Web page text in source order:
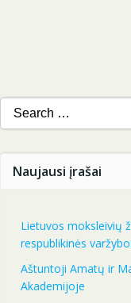
Search
for:
Naujausi įrašai
Lietuvos moksleivių
respublikinės
Aštuntoji Amatų ir
Akademijoje